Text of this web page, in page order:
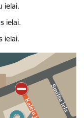
ielai.
ielai.
ielai.